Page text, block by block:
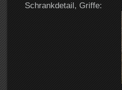
Schrankdetail, Griffe: